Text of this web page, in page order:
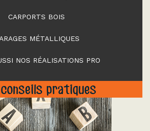
CARPORTS BOIS
MÉTALLIQUES
NOS RÉALISATIONS PRO
pratiques